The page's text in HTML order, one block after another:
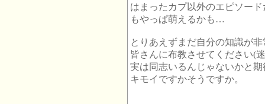
はまったカプ以外のエピソー
もやっぱ萌えるかも…
とりあえずまだ自分の知識が
皆さんに布教させてください(
実は同志いるんじゃないかと
キモイですかそうですか。